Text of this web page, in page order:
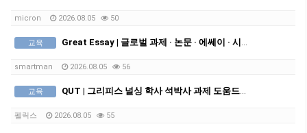
micron 2026.08.05 50
교육 Great Essay | 글로벌 과제 · 논문 · 에쎄이 · 시험 전문
smartman 2026.08.05 56
교육 QUT | 그리피스 널싱 학사 석박사 과제 도움드립니다
펠릭스 2026.08.05 55